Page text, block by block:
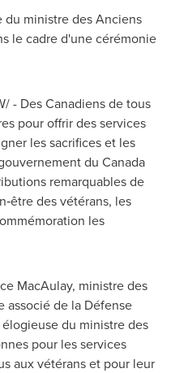
du ministre des Anciens
le cadre d'une cérémonie
- Des Canadiens de tous
pour offrir des services
les sacrifices et les
du Canada
remarquables de
des vétérans, les
les
MacAulay, ministre des
associé de la Défense
du ministre des
pour les services
aux vétérans et pour leur